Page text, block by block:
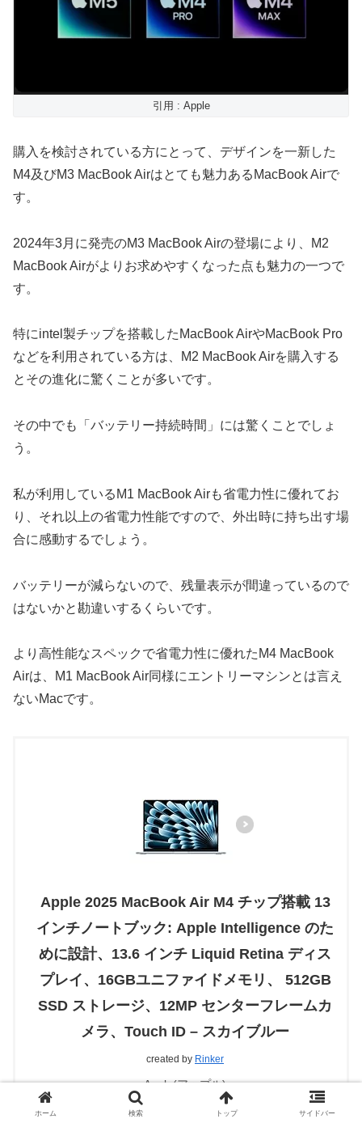
引用 : Apple
購入を検討されている方にとって、デザインを一新した
M4及びM3 MacBook Airはとても魅力あるMacBook Airで
す。
2024年3月に発売のM3 MacBook Airの登場により、M2
MacBook Airがよりお求めやすくなった点も魅力の一つで
す。
特にintel製チップを搭載したMacBook AirやMacBook Pro
などを利用されている方は、M2 MacBook Airを購入する
とその進化に驚くことが多いです。
その中でも「バッテリー持続時間」には驚くことでしょ
う。
私が利用しているM1 MacBook Airも省電力性に優れてお
り、それ以上の省電力性能ですので、外出時に持ち出す場
合に感動するでしょう。
バッテリーが減らないので、残量表示が間違っているので
はないかと勘違いするくらいです。
より高性能なスペックで省電力性に優れたM4 MacBook
Airは、M1 MacBook Air同様にエントリーマシンとは言え
ないMacです。
Apple 2025 MacBook Air M4 チップ搭載 13
インチノートブック: Apple Intelligence のた
めに設計、13.6 インチ Liquid Retina ディス
プレイ、16GBユニファイドメモリ、 512GB
SSD ストレージ、12MP センターフレームカ
メラ、Touch ID – スカイブルー
created by Rinker
Apple(アップル)
ホーム 検索 トップ サイドバー